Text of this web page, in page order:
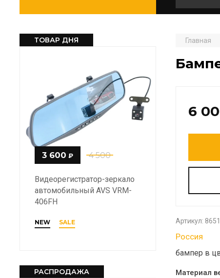
ТОВАР ДНЯ
4 500
3 600 ₽
Видеорегистратор-зеркало
автомобильный AVS VRM-
406FH
NEW SALE
РАСПРОДАЖА
Главная
6
Артикул:
Россия
бампер в
Материал